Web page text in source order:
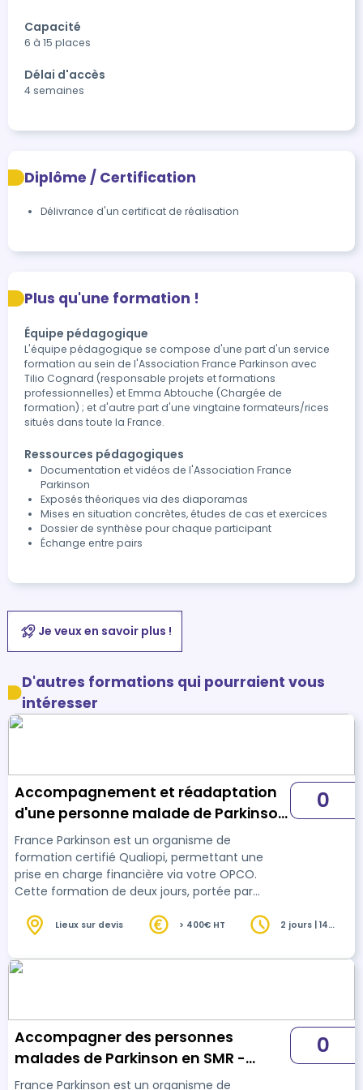
Capacité
6 à 15 places
Délai d'accès
4 semaines
Diplôme / Certification
Délivrance d'un certificat de réalisation
Plus qu'une formation !
Équipe pédagogique
L'équipe pédagogique se compose d'une part d'un service
formation au sein de l'Association France Parkinson avec
Tilio Cognard (responsable projets et formations
professionnelles) et Emma Abtouche (Chargée de
formation) ; et d'autre part d'une vingtaine formateurs/rices
situés dans toute la France.
Ressources pédagogiques
Documentation et vidéos de l'Association France
Parkinson
Exposés théoriques via des diaporamas
Mises en situation concrètes, études de cas et exercices
Dossier de synthèse pour chaque participant
Échange entre pairs
Je veux en savoir plus !
D'autres formations qui pourraient vous
intéresser
Accompagnement et réadaptation
d'une personne malade de Parkinson
en ESA et équipe spécialisée à
domicile
France Parkinson est un organisme de
formation certifié Qualiopi, permettant une
prise en charge financière via votre OPCO.
Cette formation de deux jours, portée par
Formations, accompagne l’évolution des
spécialisées maladies neurodégénératives. Dans
le cadre de la Stratégie MND 2025–2030, qui
propose un parcours…
0
Lieux sur devis > 400€ HT
2 jours | 14
Accompagner des personnes
malades de Parkinson en SMR -
Niveau 2 - Confirmé
France Parkinson est un organisme de
0